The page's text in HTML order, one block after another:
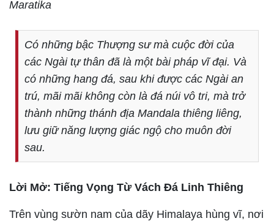
Maratika
Có những bậc Thượng sư mà cuộc đời của
các Ngài tự thân đã là một bài pháp vĩ đại. Và
có những hang đá, sau khi được các Ngài an
trú, mãi mãi không còn là đá núi vô tri, mà trở
thành những thánh địa Mandala thiêng liêng,
lưu giữ năng lượng giác ngộ cho muôn đời
sau.
Lời Mở: Tiếng Vọng Từ Vách Đá Linh Thiêng
Trên vùng sườn nam của dãy Himalaya hùng vĩ, nơi